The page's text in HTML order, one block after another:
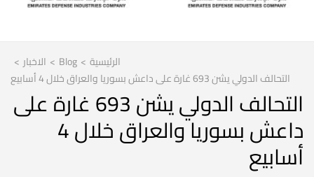
الرئيسية >
Blog
> الاخبار >
التحالف الدولي يشن 693 غارة على داعش بسوريا والعراق خلال 4 أسابيع
التحالف الدولي يشن 693 غارة على
داعش بسوريا والعراق خلال 4
أسابيع